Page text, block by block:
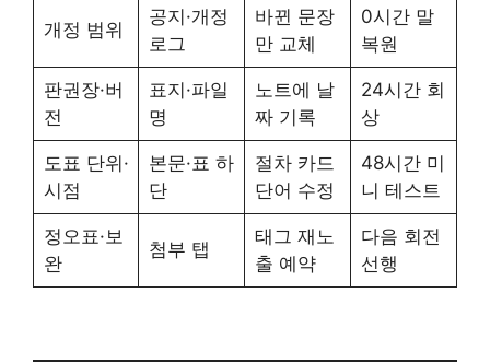
개정 범위
공지·개정
로그
바뀐 문장
만 교체
0시간 말
복원
판권장·버
전
표지·파일
명
노트에 날
짜 기록
24시간 회
상
도표 단위·
시점
본문·표 하
단
절차 카드
단어 수정
48시간 미
니 테스트
정오표·보
완
첨부 탭
태그 재노
출 예약
다음 회전
선행